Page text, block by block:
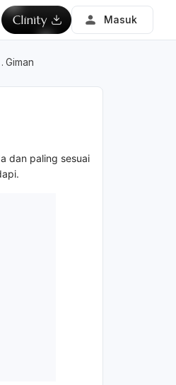
Masuk
Giman
dan paling sesuai